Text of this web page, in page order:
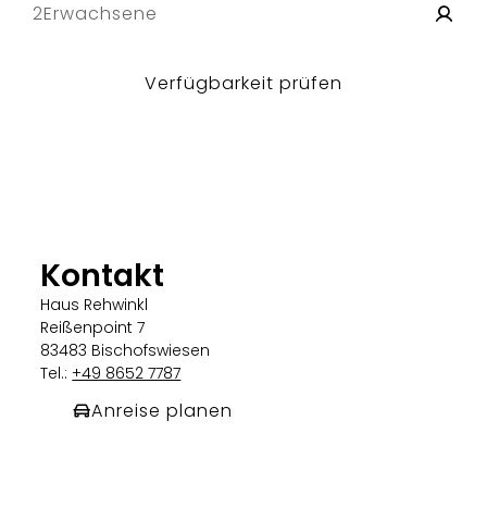
2Erwachsene
Verfügbarkeit prüfen
Kontakt
Haus Rehwinkl
Reißenpoint 7
83483 Bischofswiesen
Tel.:+49 8652 7787
Anreise planen